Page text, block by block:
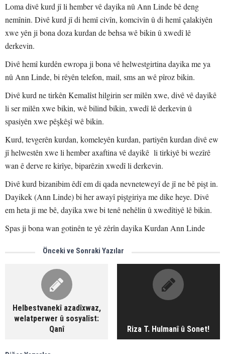
Loma divê kurd jî li hember vê dayika nû Ann Linde bê deng
nemînin. Divê kurd jî di hemî civîn, komcivîn û di hemî çalakiyên
xwe yên ji bona doza kurdan de behsa wê bikin û xwedî lê
derkevin.
Divê hemî kurdên ewropa ji bona vê helwestgirtina dayika me ya
nû Ann Linde, bi rêyên telefon, mail, sms an wê pîroz bikin.
Divê kurd ne tirkên Kemalîst hilgirin ser milên xwe, divê vê dayikê
li ser milên xwe bikin, wê bilind bikin, xwedî lê derkevin û
spasiyên xwe pêşkêşî wê bikin.
Kurd, tevgerên kurdan, komeleyên kurdan, partiyên kurdan divê ew
jî helwestên xwe li hember axaftina vê dayikê li tirkiyê bi wezîrê
wan ê derve re kirîye, biparêzin xwedî li derkevin.
Divê kurd bizanibim êdî em di qada nevneteweyî de jî ne bê pişt in.
Dayikek (Ann Linde) bi her awayî piştgiriya me dike heye. Divê
em heta ji me bê, dayika xwe bi tenê nehêlin û xwedîtiyê lê bikin.
Spas ji bona wan gotinên te yê zêrîn dayika Kurdan Ann Linde
Önceki ve Sonraki Yazılar
Helbestvanekî azadîxwaz,
welatperwer û sosyalîst:
Qanî
Riza T. Hulmanî û Sonet!